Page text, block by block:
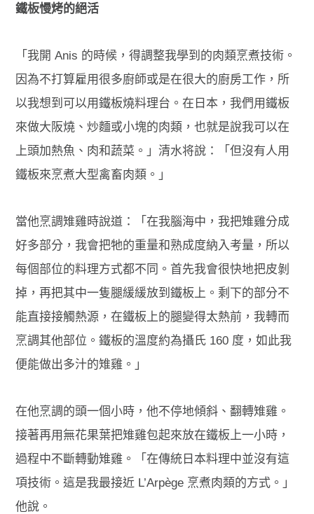
鐵板慢烤的絕活
「我開 Anis 的時候，得調整我學到的肉類烹煮技術。
因為不打算雇用很多廚師或是在很大的廚房工作，所
以我想到可以用鐵板燒料理台。在日本，我們用鐵板
來做大阪燒、炒麵或小塊的肉類，也就是說我可以在
上頭加熱魚、肉和蔬菜。」清水将說：「但沒有人用
鐵板來烹煮大型禽畜肉類。」
當他烹調雉雞時說道 ：「在我腦海中，我把雉雞分成
好多部分，我會把牠的重量和 熟成度納 入考量，所以
每個部位的料理方式都不同。首先我會很快地把皮剝
掉，再把其中一隻腿緩緩放到鐵板上。剩下的部分不
能直接接觸熱源，在鐵板上的腿變得太熱前，我轉而
烹調其他部位。鐵板的溫度約為攝氏 160 度，如此我
便能做出多汁的雉雞。」
在他烹調的頭一個小時，他不停地傾斜、翻轉雉雞。
接著再用無花果葉把雉雞包起來放在鐵板上一小時，
過程中不斷轉動雉雞。「在傳統日本料理中並沒有這
項技術。這是我最接近 L’Arpège 烹煮肉類的方式。」
他說。